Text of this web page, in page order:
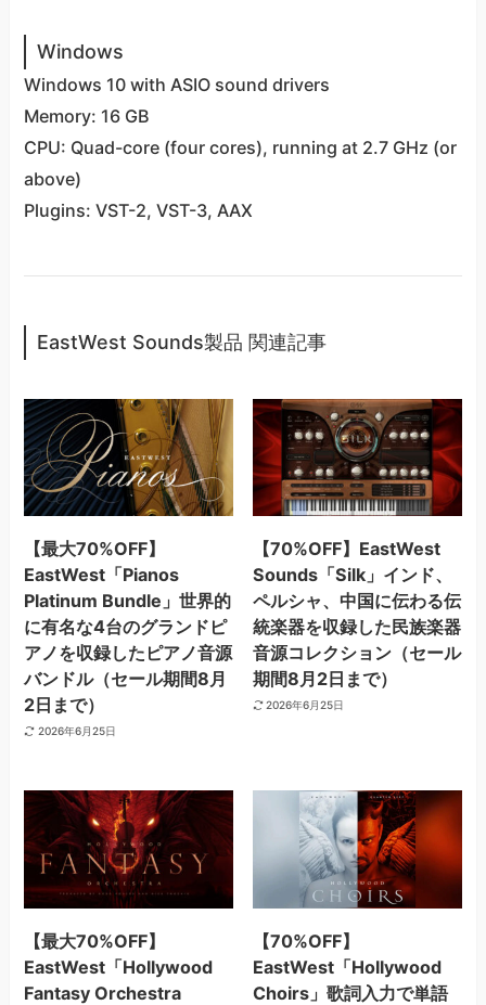
Windows
Windows 10 with ASIO sound drivers
Memory: 16 GB
CPU: Quad-core (four cores), running at 2.7 GHz (or
above)
Plugins: VST-2, VST-3, AAX
EastWest Sounds製品 関連記事
【最大70%OFF】
EastWest「Pianos
Platinum Bundle」世界的
に有名な4台のグランドピ
アノを収録したピアノ音源
バンドル（セール期間8月
2日まで）
2026年6月25日
【70%OFF】EastWest
Sounds「Silk」インド、
ペルシャ、中国に伝わる伝
統楽器を収録した民族楽器
音源コレクション（セール
期間8月2日まで）
2026年6月25日
【最大70%OFF】
EastWest「Hollywood
Fantasy Orchestra
【70%OFF】
EastWest「Hollywood
Choirs」歌詞入力で単語